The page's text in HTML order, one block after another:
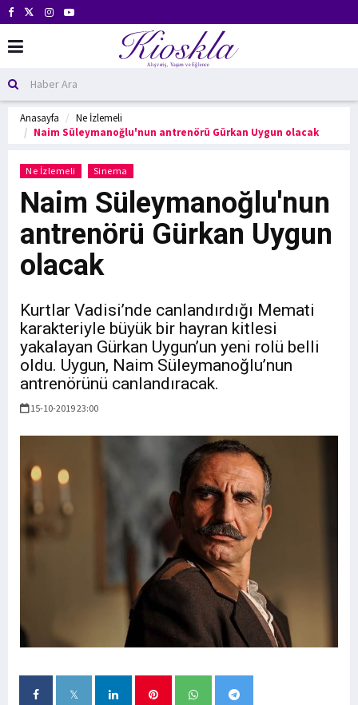
Anasayfa
Ne İzlemeli
Naim Süleymanoğlu'nun antrenörü Gürkan Uygun olacak
Ne İzlemeli Sinema
Naim Süleymanoğlu'nun
antrenörü Gürkan Uygun
olacak
Kurtlar Vadisi’nde canlandırdığı Memati
karakteriyle büyük bir hayran kitlesi
yakalayan Gürkan Uygun’un yeni rolü belli
oldu. Uygun, Naim Süleymanoğlu’nun
antrenörünü canlandıracak.
15-10-2019 23:00